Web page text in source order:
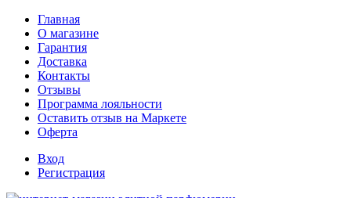
Главная
О магазине
Гарантия
Доставка
Контакты
Отзывы
Программа лояльности
Оставить отзыв на Маркете
Оферта
Вход
Регистрация